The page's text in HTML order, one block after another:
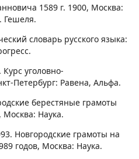
1589 г. 1900, Москва:
Гешеля.
словарь русского языка:
уголовно-
Петербург: Равена, Альфа.
берестяные грамоты
Москва: Наука.
Новгородские грамоты на
годов, Москва: Наука.